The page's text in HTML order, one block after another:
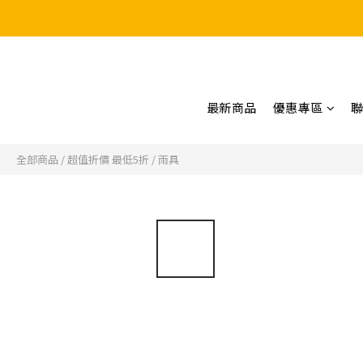
最新商品 優惠專區
全部商品 /超值折價 最低5折 /雨具